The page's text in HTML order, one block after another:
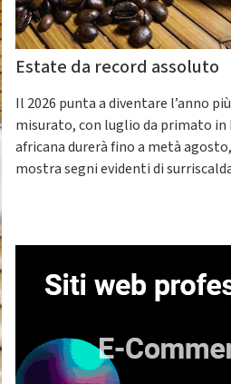
Estate da record assoluto
Il 2026 punta a diventare l’anno
misurato, con luglio da primato in
africana durerà fino a metà
mostra segni evidenti di